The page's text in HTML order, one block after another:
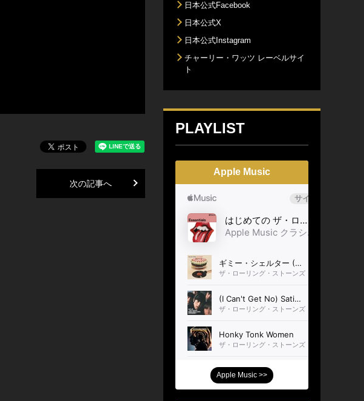
次の記事へ
日本公式Facebook
日本公式X
日本公式Instagram
チャーリー・ワッツ レーベルサイ
ト
PLAYLIST
Apple Music
Apple Music >>